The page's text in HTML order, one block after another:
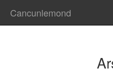
Cancunlemond